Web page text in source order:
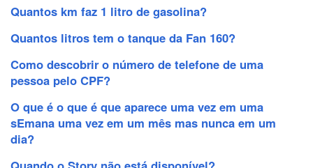
Quantos km faz 1 litro de gasolina?
Quantos litros tem o tanque da Fan 160?
Como descobrir o número de telefone de uma
pessoa pelo CPF?
O que é o que é que aparece uma vez em uma
sEmana uma vez em um mês mas nunca em um
dia?